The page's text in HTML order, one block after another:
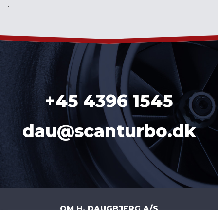
´
+45 4396 1545
dau@scanturbo.dk